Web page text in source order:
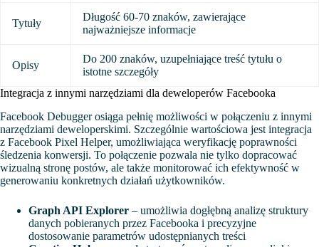
Tytuły
Długość 60-70 znaków, zawierające
najważniejsze informacje
Opisy
Do 200 znaków, uzupełniające treść tytułu o
istotne szczegóły
Integracja z innymi narzędziami dla deweloperów Facebooka
Facebook Debugger osiąga pełnię możliwości w połączeniu z innymi
narzędziami deweloperskimi. Szczególnie wartościowa jest integracja
z Facebook Pixel Helper, umożliwiająca weryfikację poprawności
śledzenia konwersji. To połączenie pozwala nie tylko dopracować
wizualną stronę postów, ale także monitorować ich efektywność w
generowaniu konkretnych działań użytkowników.
Graph API Explorer – umożliwia dogłębną analizę struktury
danych pobieranych przez Facebooka i precyzyjne
dostosowanie parametrów udostępnianych treści